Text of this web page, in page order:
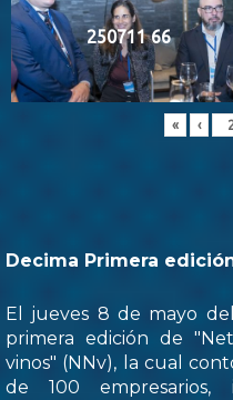
250711 66
« ‹
Decima Primera
El jueves 8 de mayo
primera edición de
vinos" (NNv), la cual
de 100 empresarios,